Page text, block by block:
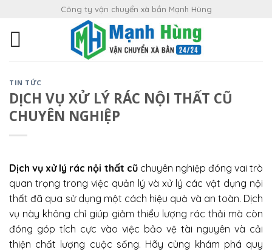
Công ty vận chuyển xà bần Mạnh Hùng
TIN TỨC
DỊCH VỤ XỬ LÝ RÁC NỘI THẤT CŨ
CHUYÊN NGHIỆP
Dịch vụ xử lý rác nội thất cũchuyên nghiệp đóng vai trò
quan trọng trong việc quản lý và xử lý các vật dụng nội
thất đã qua sử dụng một cách hiệu quả và an toàn. Dịch
vụ này không chỉ giúp giảm thiểu lượng rác thải mà còn
đóng góp tích cực vào việc bảo vệ tài nguyên và cải
thiện chất lượng cuộc sống. Hãy cùng khám phá quy